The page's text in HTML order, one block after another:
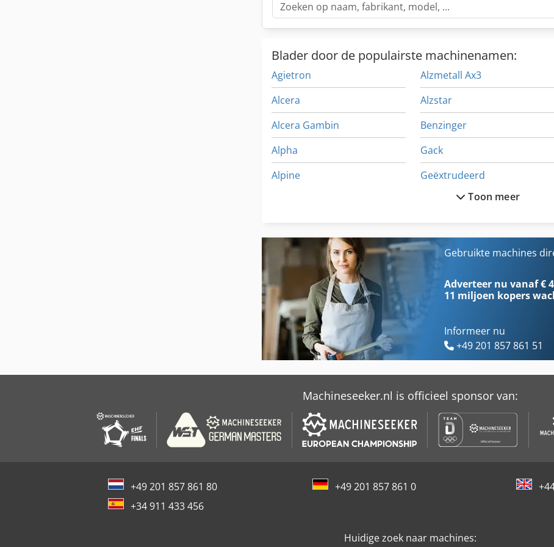
Noodstop paddestoeldrukknop (vergrendelbaar) - Hoofdschakelaar,
Beschermingsgraad IP 54 - Lak: DD-structuurlak signaalwit RAL
uitrusting: Pos.37.6 MAXIMALE BOORDIEPTE-INDICATIE als
Blader door de populairste machinenamen:
Agietron
Alcera
Alcera Gambin
Alpha
Alpine
Altech
Alzmetall Ax3
Alzstar
Benzinger
Gack
Geëxtrudeerd
Haemmerle
Metaal
Toon meer
Gebruikte machines
Adverteer nu vanaf €
11 miljoen kopers
Informeer nu
+49 201 857 861 51
Machineseeker.nl is officieel sponsor van:
+49 201 857 861 80 +49 201 857 861 0
+34 911 433 456
Huidige zoek naar machines: